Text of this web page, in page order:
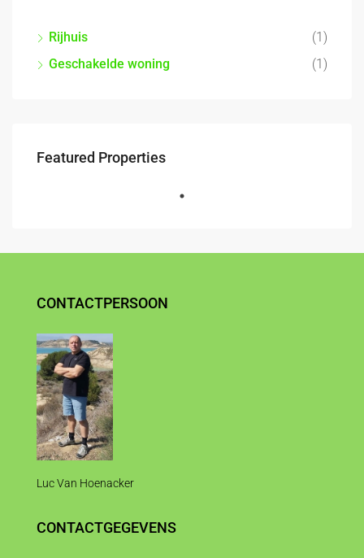
Rijhuis
(1)
Geschakelde woning
(1)
Featured Properties
CONTACTPERSOON
Luc Van Hoenacker
CONTACTGEGEVENS